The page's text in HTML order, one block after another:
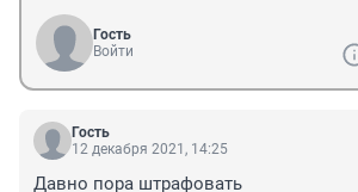
Гость
Войти
Гость
12 декабря 2021, 14:25
Давно пора штрафовать